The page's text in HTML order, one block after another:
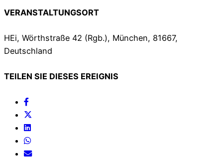
VERANSTALTUNGSORT
HEi, Wörthstraße 42 (Rgb.), München, 81667,
Deutschland
TEILEN SIE DIESES EREIGNIS